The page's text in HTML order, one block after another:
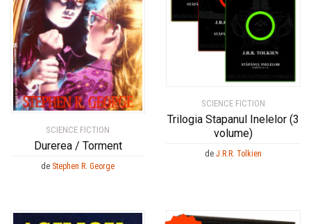
SCIENCE FICTION
Durerea / Torment
de Stephen R. George
SCIENCE FICTION
Trilogia Stapanul Inelelor (3
volume)
de J.R.R. Tolkien